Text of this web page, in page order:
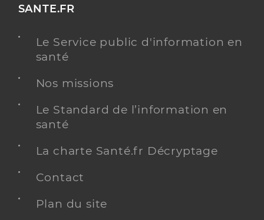
SANTE.FR
Le Service public d'information en
santé
Nos missions
Le Standard de l’information en
santé
La charte Santé.fr Décryptage
Contact
Plan du site